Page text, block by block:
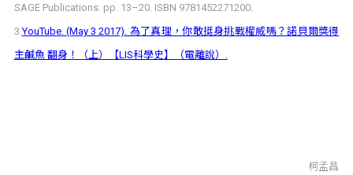
SAGE Publications. pp. 13–20. ISBN 9781452271200.
3.YouTube. (May 3 2017). 為了真理，你敢挺身挑戰權威嗎？諾貝爾獎得
主鹹魚 翻身！（上）【LIS科學史】（電離說）.
柯孟昌